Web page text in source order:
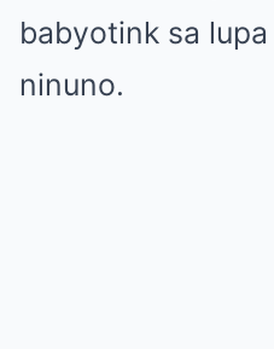
babyotink sa
ninuno.